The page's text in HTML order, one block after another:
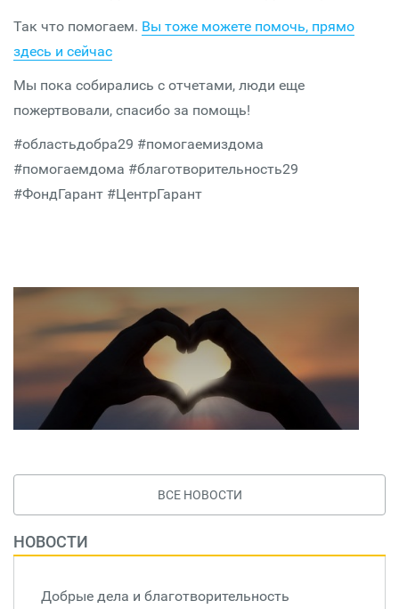
Так что помогаем. Вы тоже можете помочь, прямо
здесь и сейчас
Мы пока собирались с отчетами, люди еще
пожертвовали, спасибо за помощь!
#областьдобра29 #помогаемиздома
#помогаемдома #благотворительность29
#ФондГарант #ЦентрГарант
ВСЕ НОВОСТИ
НОВОСТИ
Добрые дела и благотворительность